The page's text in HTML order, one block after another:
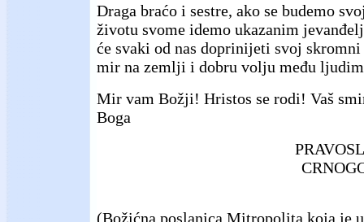
Draga braćo i sestre, ako se budemo
životu svome idemo ukazanim
će svaki od nas doprinijeti svoj
mir na zemlji i dobru volju među
Mir vam Božji! Hristos se rodi! Vaš
Boga
(Božićna poslanica Mitropolita koja je